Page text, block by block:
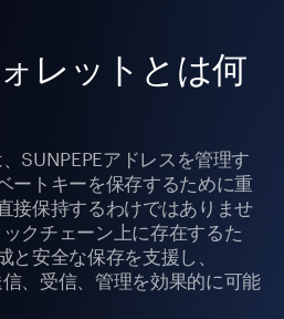
レットとは何
SUNPEPEアドレスを管理す
ートキーを保存するために重
接保持するわけではありませ
クチェーン上に存在するた
安全な保存を支援し、
、受信、管理を効果的に可能